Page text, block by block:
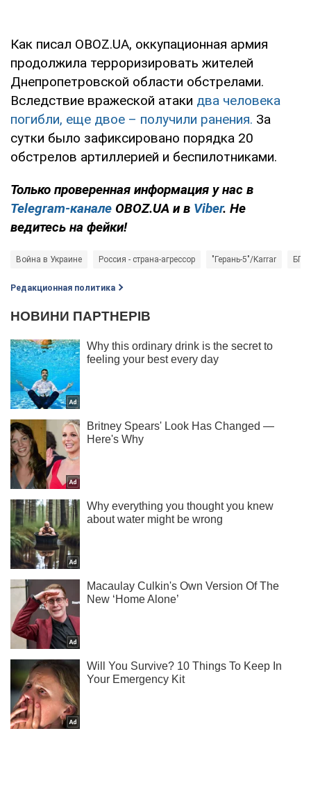
Как писал OBOZ.UA, оккупационная армия
продолжила терроризировать жителей
Днепропетровской области обстрелами.
Вследствие вражеской атаки два человека
погибли, еще двое – получили ранения. За
сутки было зафиксировано порядка 20
обстрелов артиллерией и беспилотниками.
Только проверенная информация у нас в
Telegram-канале OBOZ.UA и в Viber. Не
ведитесь на фейки!
Война в Украине Россия - страна-агрессор "Герань-5"/Karrar
Редакционная политика